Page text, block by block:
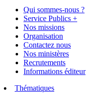
Qui sommes-nous ?
Service Publics +
Nos missions
Organisation
Contactez nous
Nos ministères
Recrutements
Informations éditeur
Thématiques